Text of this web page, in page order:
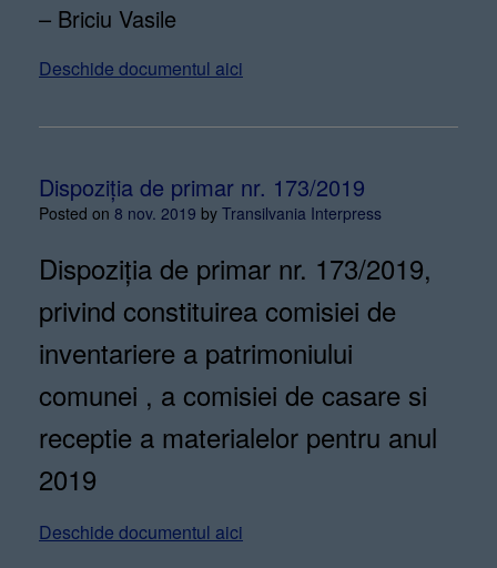
– Briciu Vasile
Deschide documentul aici
Dispoziția de primar nr. 173/2019
Posted on 8 nov. 2019 by Transilvania Interpress
Dispoziția de primar nr. 173/2019,
privind constituirea comisiei de
inventariere a patrimoniului
comunei , a comisiei de casare si
receptie a materialelor pentru anul
2019
Deschide documentul aici